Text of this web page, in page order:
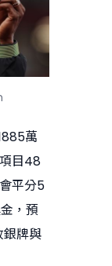
萬
目48
平分5
，預
牌與